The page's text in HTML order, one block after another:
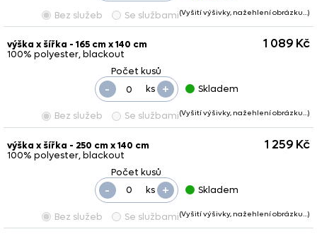
Bez služeb
Se službami(Vyšití výšivky, nažehlení obrázku…)
výška x šířka - 165 cm x 140 cm
100% polyester, blackout
ks +
-
1 089 Kč
Skladem
Bez služeb Se službami(Vyšití výšivky, nažehlení obrázku…)
výška x šířka - 250 cm x 140 cm
100% polyester, blackout
ks +
-
1 259 Kč
Skladem
Bez služeb Se službami(Vyšití výšivky, nažehlení obrázku…)